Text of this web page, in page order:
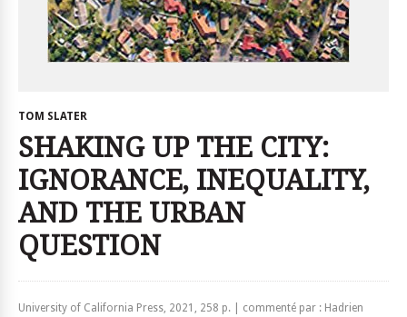
TOM SLATER
SHAKING UP THE CITY:
IGNORANCE, INEQUALITY,
AND THE URBAN
QUESTION
University of California Press, 2021, 258 p. | commenté par : Hadrien